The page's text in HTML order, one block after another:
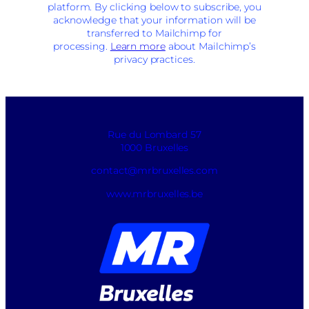
platform. By clicking below to subscribe, you
acknowledge that your information will be
transferred to Mailchimp for
processing. Learn moreabout Mailchimp’s
privacy practices.
Rue du Lombard 57
1000 Bruxelles
contact@mrbruxelles.com
www.mrbruxelles.be